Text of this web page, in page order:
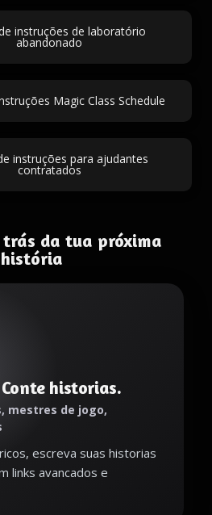
instruções de laboratório
abandonado
Magic Class Schedule
instruções para ajudantes
contratados
da tua próxima
história
historias.
mestres de jogo,
escreva suas historias
links avancados e